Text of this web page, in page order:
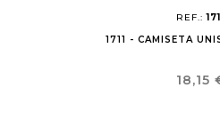
REF.:
1711 - CAMISETA
Precio
18,15